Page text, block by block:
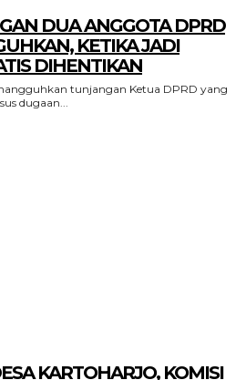
DUA ANGGOTA DPRD
KETIKA JADI
DIHENTIKAN
tunjangan Ketua DPRD yang
dugaan...
KARTOHARJO, KOMISI